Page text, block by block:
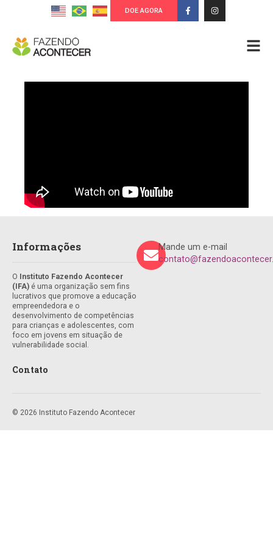
DOE AGORA
Informações
O
Instituto Fazendo Acontecer
(IFA) é uma organização sem fins
lucrativos que promove a educação
empreendedora e o
desenvolvimento de competências
para crianças e adolescentes, com
foco em jovens em situação de
vulnerabilidade social.
Contato
Mande um e-mail
© 2026 Instituto Fazendo Acontecer